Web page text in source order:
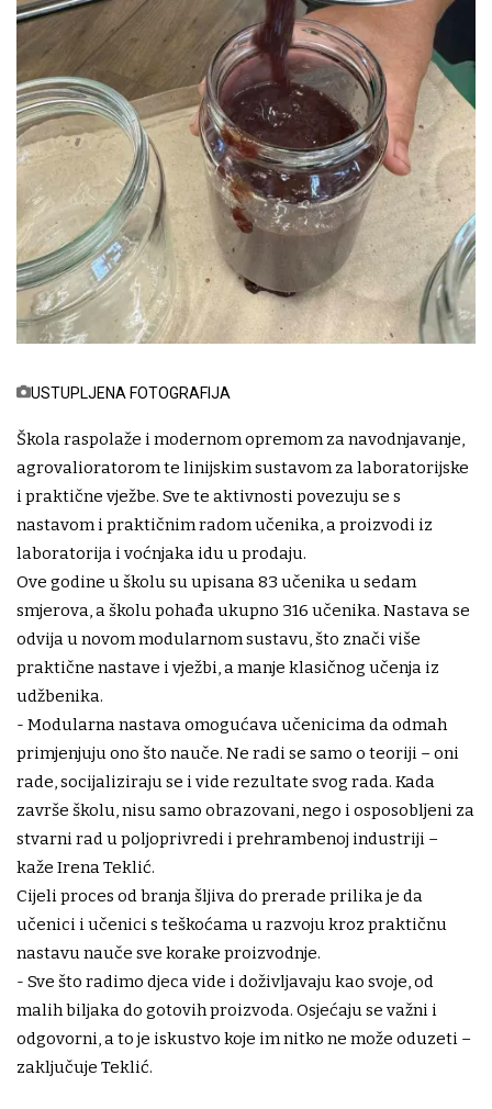
USTUPLJENA FOTOGRAFIJA
Škola raspolaže i modernom opremom za navodnjavanje,
agrovalioratorom te linijskim sustavom za laboratorijske
i praktične vježbe. Sve te aktivnosti povezuju se s
nastavom i praktičnim radom učenika, a proizvodi iz
laboratorija i voćnjaka idu u prodaju.
Ove godine u školu su upisana 83 učenika u sedam
smjerova, a školu pohađa ukupno 316 učenika. Nastava se
odvija u novom modularnom sustavu, što znači više
praktične nastave i vježbi, a manje klasičnog učenja iz
udžbenika.
- Modularna nastava omogućava učenicima da odmah
primjenjuju ono što nauče. Ne radi se samo o teoriji – oni
rade, socijaliziraju se i vide rezultate svog rada. Kada
završe školu, nisu samo obrazovani, nego i osposobljeni za
stvarni rad u poljoprivredi i prehrambenoj industriji –
kaže Irena Teklić.
Cijeli proces od branja šljiva do prerade prilika je da
učenici i učenici s teškoćama u razvoju kroz praktičnu
nastavu nauče sve korake proizvodnje.
- Sve što radimo djeca vide i doživljavaju kao svoje, od
malih biljaka do gotovih proizvoda. Osjećaju se važni i
odgovorni, a to je iskustvo koje im nitko ne može oduzeti –
zaključuje Teklić.